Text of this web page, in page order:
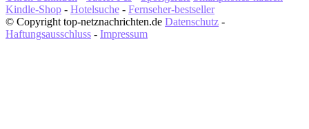
Kindle-Shop - Hotelsuche - Fernseher-bestseller
© Copyright top-netznachrichten.de Datenschutz -
Haftungsausschluss - Impressum